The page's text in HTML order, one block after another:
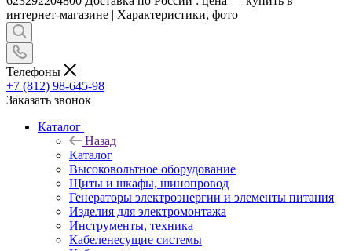
интернет-магазине | Характеристики, фото
Телефоны
+7 (812) 98-645-98
Заказать звонок
Каталог
Назад
Каталог
Высоковольтное оборудование
Щиты и шкафы, шинопровод
Генераторы электроэнергии и элементы питания
Изделия для электромонтажа
Инструменты, техника
Кабеленесущие системы